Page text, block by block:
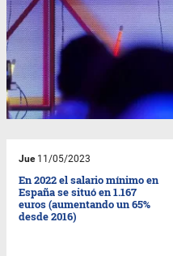
Jue11/05/2023
En 2022 el salario mínimo en
España se situó en 1.167
euros (aumentando un 65%
desde 2016)